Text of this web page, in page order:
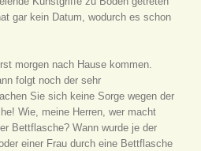
gar kein Datum, wodurch es schon
morgen nach Hause kommen.
folgt noch der sehr
Sie sich keine Sorge wegen der
Wie, meine Herren, wer macht
Bettflasche? Wann wurde je der
einer Frau durch eine Bettflasche